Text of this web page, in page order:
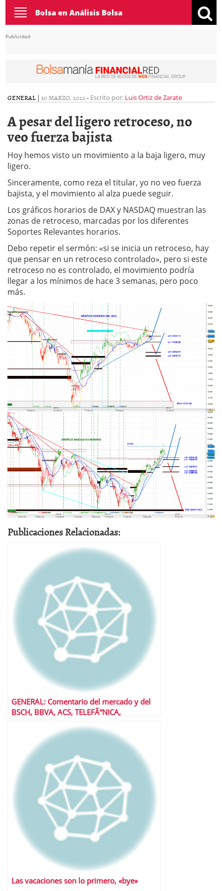
Toggle
navigation
Bolsa en Análisis Bolsa
Publicidad
GENERAL | 30 MARZO, 2022- Escrito por: Luis Ortiz de Zarate
A pesar del ligero retroceso, no
veo fuerza bajista
Hoy hemos visto un movimiento a la baja ligero, muy
ligero.
Sinceramente, como reza el titular, yo no veo fuerza
bajista, y el movimiento al alza puede seguir.
Los gráficos horarios de DAX y NASDAQ muestran las
zonas de retroceso, marcadas por los diferentes
Soportes Relevantes horarios.
Debo repetir el sermón: «si se inicia un retroceso, hay
que pensar en un retroceso controlado», pero si este
retroceso no es controlado, el movimiento podría
llegar a los mínimos de hace 3 semanas, pero poco
más.
Publicaciones Relacionadas:
GENERAL: Comentario del mercado y del
BSCH, BBVA, ACS, TELEFÃ“NICA,
Las vacaciones son lo primero, «bye»